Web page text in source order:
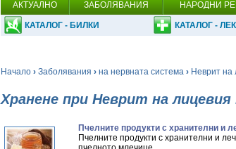
АКТУАЛНО ЗАБОЛЯВАНИЯ НАРОДНИ
КАТАЛОГ - БИЛКИ КАТАЛОГ -
Начало › Заболявания › на нервната система › Неврит на
Хранене при Неврит на лицевия
Пчелните продукти с хранителни и
Пчелните продукти с хранителни и